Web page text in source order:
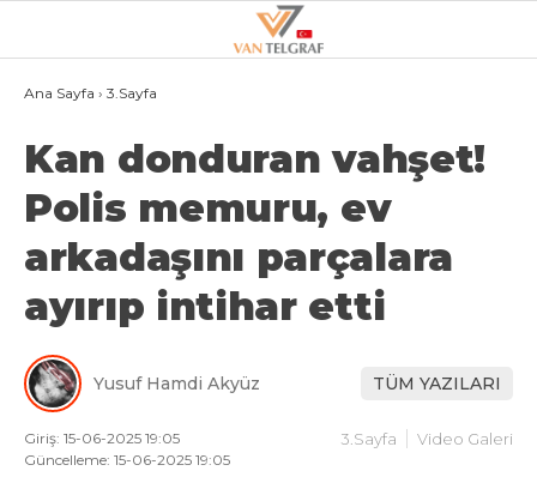
21.3°
GALERİ VİDEO
VAN
BÖLGE
SPOR
EKONOMI
Ana Sayfa › 3.Sayfa
Kan donduran vahşet!
Polis memuru, ev
arkadaşını parçalara
ayırıp intihar etti
Yusuf Hamdi Akyüz TÜM YAZILARI
Giriş: 15-06-2025 19:05
Güncelleme: 15-06-2025 19:05
3.Sayfa Video Galeri